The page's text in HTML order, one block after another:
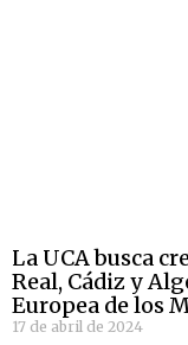
La UCA busca
Real, Cádiz y
Europea de los
17 de abril de 2024